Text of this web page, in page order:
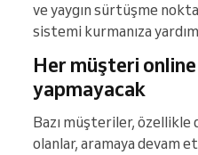
ve yaygın sürtüşme
sistemi kurmanıza
Her müşteri
yapmayacak
Bazı müşteriler, özellikle
olanlar, aramaya devam